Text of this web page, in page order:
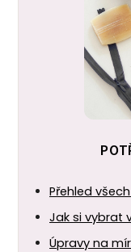
Přehled
Jak si vybrat
Úpravy na